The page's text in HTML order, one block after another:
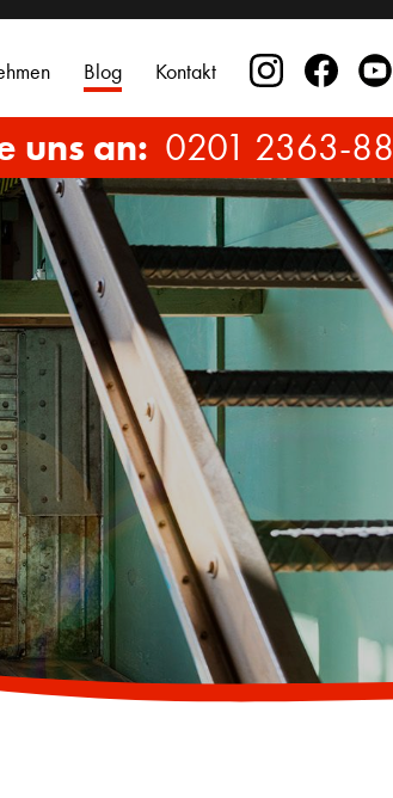
Blog Kontakt
uns an: 0201 2363-88